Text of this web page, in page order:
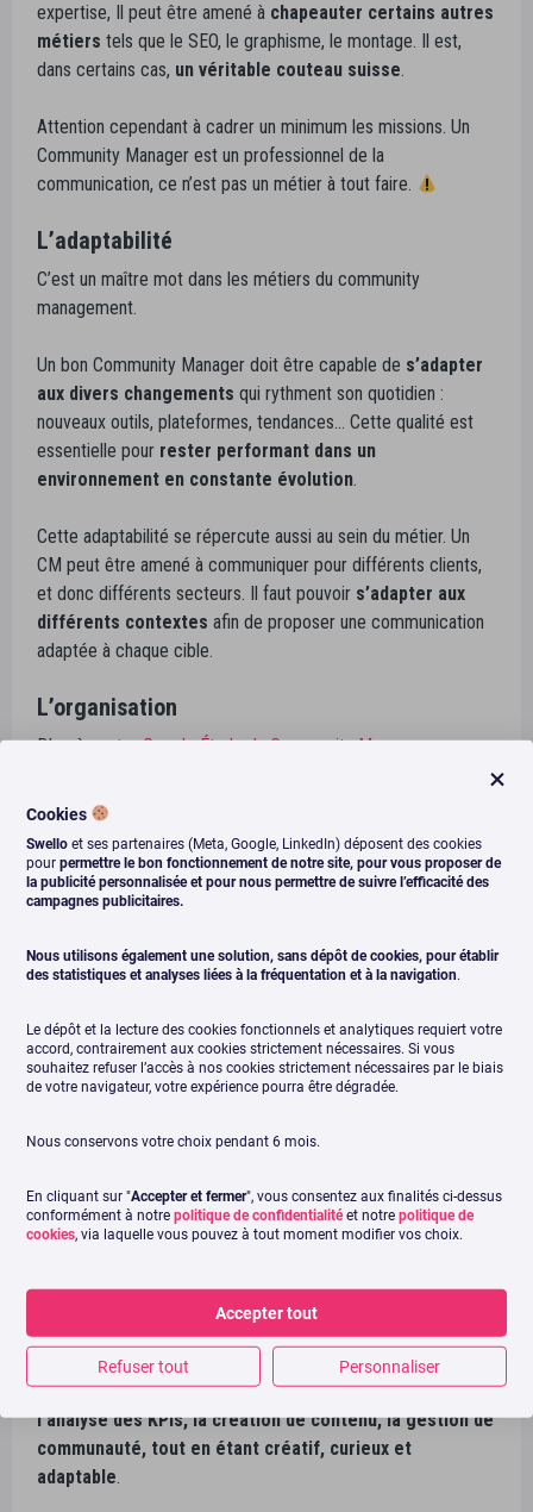
expertise, Il peut être amené à chapeauter certains autres
métiers tels que le SEO, le graphisme, le montage. Il est,
dans certains cas, un véritable couteau suisse.
Attention cependant à cadrer un minimum les missions. Un
Community Manager est un professionnel de la
communication, ce n’est pas un métier à tout faire.
L’adaptabilité
C’est un maître mot dans les métiers du community
management.
Un bon Community Manager doit être capable de s’adapter
aux divers changements qui rythment son quotidien :
nouveaux outils, plateformes, tendances… Cette qualité est
essentielle pour rester performant dans un
environnement en constante évolution.
Cette adaptabilité se répercute aussi au sein du métier. Un
CM peut être amené à communiquer pour différents clients,
et donc différents secteurs. Il faut pouvoir s’adapter aux
différents contextes afin de proposer une communication
adaptée à chaque cible.
L’organisation
D’aprèsnotre Grande Étude du Community Manager,un
profils sociaux en même temps
qu’une bonne organisation est donc in-disp-en-sable.
Vous allez devoir gérer plusieurs comptes, coordonner des
calendriers éditoriaux, animer les différentes communautés…
Une bonne organisation sera un allié puissant pour tout
communicant.
FAQ – Compétences pour le métier de
Community Manager : ce que vous
Quelles sont les compétences requises pour
devenir Community Manager ?
Un CM doit maîtriserla gestion des réseaux sociaux,
l’analyse des KPIs, la création de contenu, la gestion de
communauté, tout en étant créatif, curieux et
adaptable
Cookies
Swello et ses partenaires (Meta, Google, LinkedIn) déposent des cookies
pour permettre le bon fonctionnement de notre site, pour vous proposer de
la publicité personnalisée et pour nous permettre de suivre l’efficacité des
campagnes publicitaires.
Nous utilisons également une solution, sans dépôt de cookies, pour établir
des statistiques et analyses liées à la fréquentation et à la navigation.
Le dépôt et la lecture des cookies fonctionnels et analytiques requiert votre
accord, contrairement aux cookies strictement nécessaires. Si vous
souhaitez refuser l’accès à nos cookies strictement nécessaires par le biais
de votre navigateur, votre expérience pourra être dégradée.
Nous conservons votre choix pendant 6 mois.
En cliquant sur "Accepter et fermer", vous consentez aux finalités ci-dessus
conformément à notre politique de confidentialitéet notre politique de
cookies, via laquelle vous pouvez à tout moment modifier vos choix.
Accepter tout
Refuser tout Personnaliser